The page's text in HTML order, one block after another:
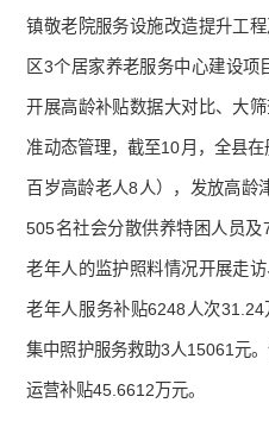
镇敬老院服务设施改造提升工
区3个居家养老服务中心建设项
开展高龄补贴数据大对比、大
准动态管理，截至10月，全县
百岁高龄老人8人），发放高龄
505名社会分散供养特困人员
老年人的监护照料情况开展走
老年人服务补贴6248人次
集中照护服务救助3人15061元
运营补贴45.6612万元。